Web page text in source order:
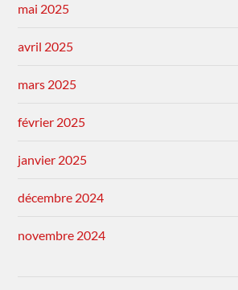
mai 2025
avril 2025
mars 2025
février 2025
janvier 2025
décembre 2024
novembre 2024